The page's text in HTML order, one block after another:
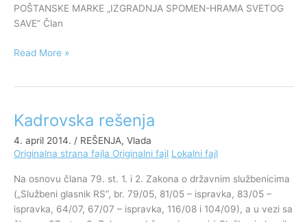
POŠTANSKE MARKE „IZGRADNJA SPOMEN-HRAMA SVETOG
SAVE” Član
Read More »
Kadrovska rešenja
4. april 2014. / REŠENJA, Vlada
Originalna strana fajla Originalni fajl Lokalni fajl
Na osnovu člana 79. st. 1. i 2. Zakona o državnim službenicima
(„Službeni glasnik RS”, br. 79/05, 81/05 – ispravka, 83/05 –
ispravka, 64/07, 67/07 – ispravka, 116/08 i 104/09), a u vezi sa
Kadrovska